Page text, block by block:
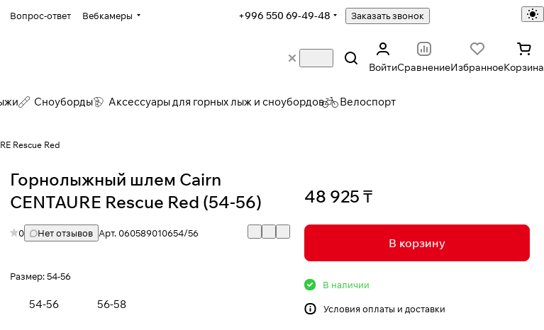
Вопрос-ответ Вебкамеры +996 550 69-49-48 Заказать звонок
ВойтиСравнениеИзбранноеКорзина
Сноуборды Аксессуары для горных лыж и сноубордов Велоспорт
Rescue Red
Горнолыжный шлем Cairn
CENTAURE Rescue Red (54-56)
0 Нет отзывов Арт. 060589010654/56
Размер:54-56
54-56 56-58
48 925 ₸
В корзину
В наличии
Условия оплаты и доставки